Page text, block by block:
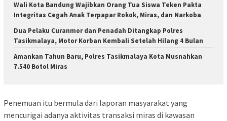
Wali Kota Bandung Wajibkan Orang Tua Siswa Teken Pakta
Integritas Cegah Anak Terpapar Rokok, Miras, dan Narkoba
Dua Pelaku Curanmor dan Penadah Ditangkap Polres
Tasikmalaya, Motor Korban Kembali Setelah Hilang 4 Bulan
Amankan Tahun Baru, Polres Tasikmalaya Kota Musnahkan
7.540 Botol Miras
Penemuan itu bermula dari laporan masyarakat yang
mencurigai adanya aktivitas transaksi miras di kawasan